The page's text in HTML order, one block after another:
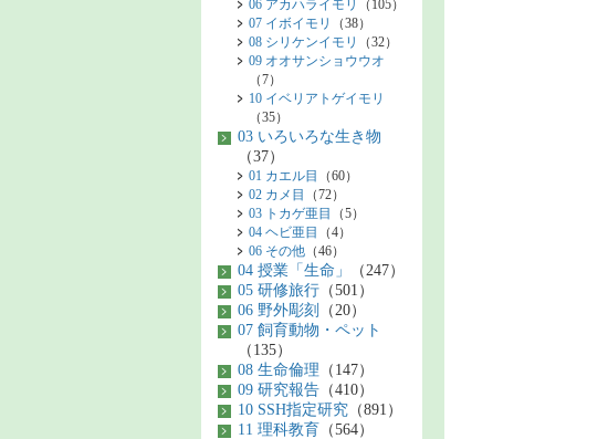
06 アカハライモリ
（105）
07 イボイモリ
（38）
08 シリケンイモリ
（32）
09 オオサンショウウオ
（7）
10 イベリアトゲイモリ
（35）
03 いろいろな生き物
（37）
01 カエル目
（60）
02 カメ目
（72）
03 トカゲ亜目
（5）
04 ヘビ亜目
（4）
06 その他 （46）
04 授業「生命」
（247）
05 研修旅行 （501）
06 野外彫刻
（20）
07 飼育動物・ペット
（135）
08 生命倫理 （147）
09 研究報告 （410）
10 SSH指定研究 （891）
11 理科教育 （564）